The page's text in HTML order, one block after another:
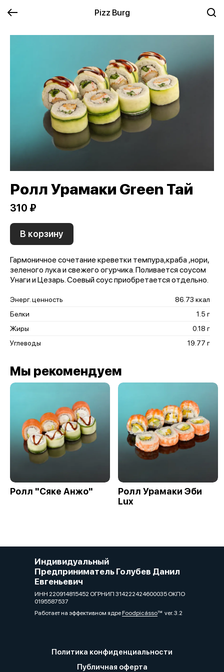
Pizz Burg
Ролл Урамаки Green Тай
310 ₽
В корзину
Гармоничное сочетание креветки темпура,краба ,нори,
зеленого лука и свежего огурчика. Поливается соусом
Унаги и Цезарь. Соевый соус приобретается отдельно.
Энерг. ценность
86.73 ккал
Белки
1.5 г
Жиры
0.18 г
Углеводы
19.77 г
Мы рекомендуем
Ролл "Сяке Анжо"
Ролл Урамаки Эби
Lux
Индивидуальный
Предприниматель Голубев Данил
Евгеньевич
ИНН 220914815452 ОГРНИП 314222424600035 ОКПО
0195587537
Работает на эффективном ядреFoodpicássover. 3.2
Политика конфиденциальности
Публичная оферта